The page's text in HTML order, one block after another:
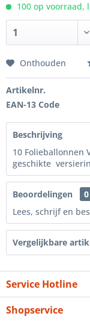
100 op voorraad,
Onthouden
Artikelnr.
EAN-13 Code
Beschrijving
10 Folieballonnen
geschikte
Beoordelingen
0
Lees, schrijf en
Vergelijkbare
Service Hotline
Shopservice